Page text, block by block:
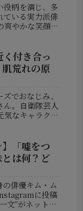
役柄を演じ、多
ている実力派俳
爽やかな笑顔と
っているのが
に、妻・さ
く付き合っ
荒れの原
でおなじみ、
ん。自衛隊芸人
気なキャラクタ
題を抱えてい
しました。今
】「嘘をつ
は何？ど
俳優キム・ム
に投稿
文”がネット上